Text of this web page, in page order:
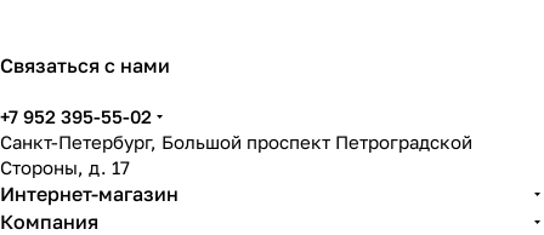
Связаться с нами
+7 952 395-55-02
Санкт-Петербург, Большой проспект Петроградской
Стороны, д. 17
Интернет-магазин
Компания